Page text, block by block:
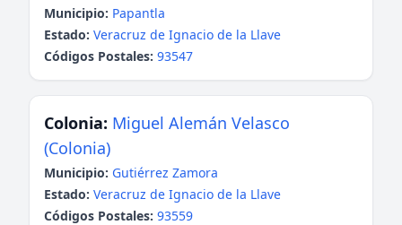
Municipio: Papantla
Estado: Veracruz de Ignacio de la Llave
Códigos Postales: 93547
Colonia: Miguel Alemán Velasco
(Colonia)
Municipio: Gutiérrez Zamora
Estado: Veracruz de Ignacio de la Llave
Códigos Postales: 93559